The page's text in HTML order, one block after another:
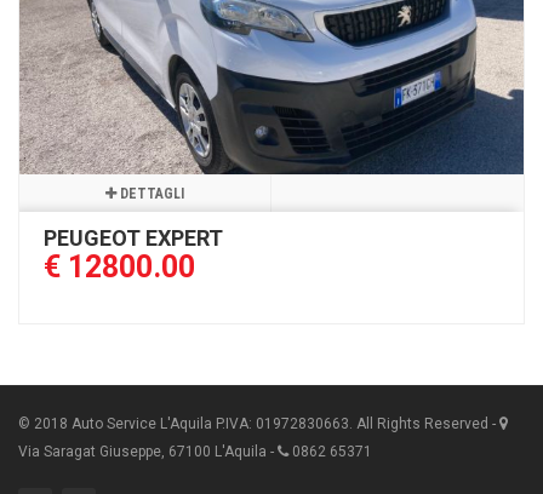
DETTAGLI
PEUGEOT EXPERT
€ 12800.00
© 2018 Auto Service L'Aquila P.IVA: 01972830663. All Rights Reserved -
Via Saragat Giuseppe, 67100 L'Aquila -
0862 65371